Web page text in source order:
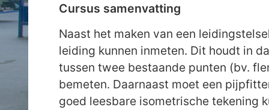
Cursus samenvatting
Naast het maken van een
leiding kunnen inmeten. Dit houdt in
tussen twee bestaande punten (bv.
bemeten. Daarnaast moet een
goed leesbare isometrische tekening